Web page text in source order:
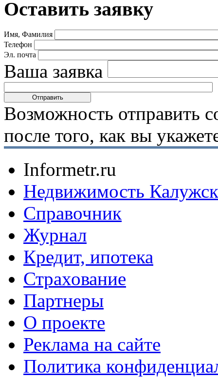
Оставить заявку
Имя, Фамилия
Телефон
Эл. почта
Ваша заявка
Возможность отправить
после того, как вы
Informetr.ru
Недвижимость
Справочник
Журнал
Кредит, ипотека
Страхование
Партнеры
O проекте
Реклама на сайте
Политика